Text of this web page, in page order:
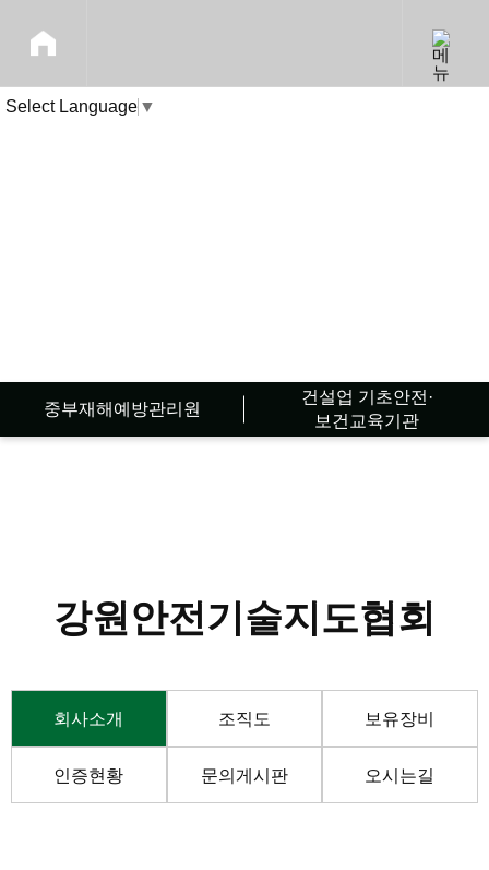
Select Language ▼
중부재해예방관리원
건설업 기초안전·
보건교육기관
강원안전기술지도협회
회사소개 조직도 보유장비
인증현황 문의게시판 오시는길